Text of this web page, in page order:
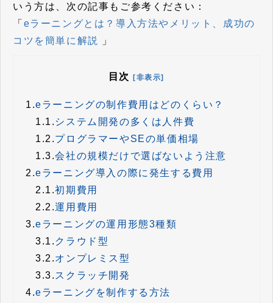
いう方は、次の記事もご参考ください：
「 eラーニングとは？導入方法やメリット、成功の
コツを簡単に解説
」
目次 [非表示]
1.eラーニングの制作費用はどのくらい？
1.1. システム開発の多くは人件費
1.2.プログラマーやSEの単価相場
1.3.会社の規模だけで選ばないよう注意
2.eラーニング導入の際に発生する費用
2.1.初期費用
2.2.運用費用
3.eラーニングの運用形態3種類
3.1. クラウド型
3.2.オンプレミス型
3.3. スクラッチ開発
4.eラーニングを制作する方法